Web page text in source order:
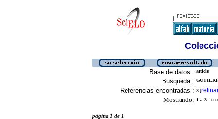
Base de datos : article
Búsqueda :
Referencias encontradas : 3 [refinar
Mostrando: 1 .. 3 en
página 1 de 1